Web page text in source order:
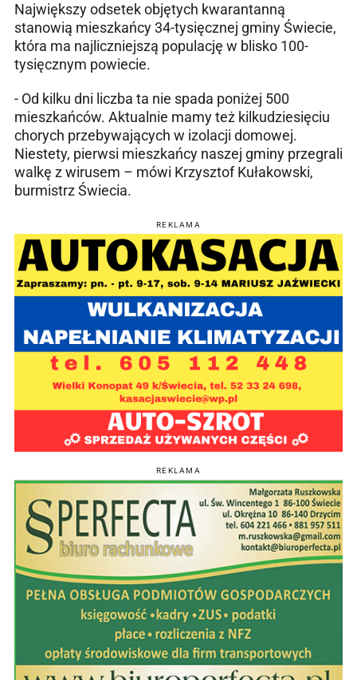
Największy odsetek objętych kwarantanną
stanowią mieszkańcy 34-tysięcznej gminy Świecie,
która ma najliczniejszą populację w blisko 100-
tysięcznym powiecie.
- Od kilku dni liczba ta nie spada poniżej 500
mieszkańców. Aktualnie mamy też kilkudziesięciu
chorych przebywających w izolacji domowej.
Niestety, pierwsi mieszkańcy naszej gminy przegrali
walkę z wirusem – mówi Krzysztof Kułakowski,
burmistrz Świecia.
REKLAMA
REKLAMA